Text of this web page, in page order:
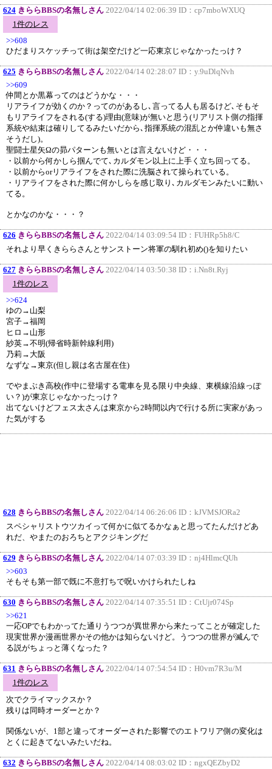
624 きららBBSの名無しさん 2022/04/14 02:06:39 ID： cp7mboWXUQ
1件のレス
>>608
ひだまりスケッチって街は架空だけど一応東京じゃなかったっけ？
625 きららBBSの名無しさん 2022/04/14 02:28:07 ID： y.9uDlqNvh
>>609
仲間とか黒幕ってのはどうかな・・・
リアライフが効くのか？ってのがあるし､言ってる人も居るけど､そもそ
もリアライフをされる(する)理由(意味)が無いと思う(リアリスト側の指揮
系統や結束は確りしてるみたいだから､指揮系統の混乱とか仲違いも無さ
そうだし)。
聖闘士星矢Ωの昴パターンも無いとは言えないけど・・・
・以前から何かしら掴んでて､カルダモン以上に上手く立ち回ってる。
・以前からorリアライフをされた際に洗脳されて操られている。
・リアライフをされた際に何かしらを感じ取り､カルダモンみたいに動い
てる。
とかなのかな・・・？
626 きららBBSの名無しさん 2022/04/14 03:09:54 ID： FUHRp5h8/C
それより早くきららさんとサンストーン将軍の馴れ初め()を知りたい
627 きららBBSの名無しさん 2022/04/14 03:50:38 ID： i.Nn8t.Ryj
1件のレス
>>624
ゆの→山梨
宮子→福岡
ヒロ→山形
紗英→不明(帰省時新幹線利用)
乃莉→大阪
なずな→東京(但し親は名古屋在住)
でやまぶき高校(作中に登場する電車を見る限り中央線、東横線沿線っぽ
い？)が東京じゃなかったっけ？
出てないけどフェス太さんは東京から2時間以内で行ける所に実家があっ
た気がする
628 きららBBSの名無しさん 2022/04/14 06:26:06 ID： kJVMSJORa2
スペシャリストウツカイって何かに似てるかなぁと思ってたんだけどあ
れだ、やまたのおろちとアクジキングだ
629 きららBBSの名無しさん 2022/04/14 07:03:39 ID： nj4HlmcQUh
>>603
そもそも第一部で既に不意打ちで呪いかけられたしね
630 きららBBSの名無しさん 2022/04/14 07:35:51 ID： CtUjr074Sp
>>621
一応OPでもわかってた通りうつつが異世界から来たってことが確定した
現実世界か漫画世界かその他かは知らないけど。うつつの世界が滅んで
る説がちょっと薄くなった？
631 きららBBSの名無しさん 2022/04/14 07:54:54 ID： H0vm7R3u/M
1件のレス
次でクライマックスか？
残りは同時オーダーとか？
関係ないが、1部と違ってオーダーされた影響でのエトワリア側の変化は
とくに起きてないみたいだね。
632 きららBBSの名無しさん 2022/04/14 08:03:02 ID： ngxQEZbyD2